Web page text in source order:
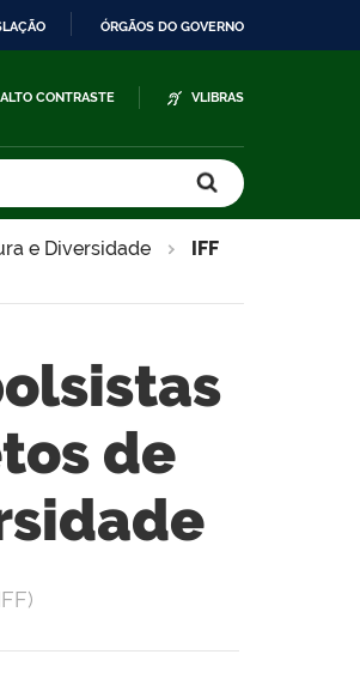
ÓRGÃOS DO GOVERNO
ALTO CONTRASTE VLIBRAS
e Diversidade
IFF
de